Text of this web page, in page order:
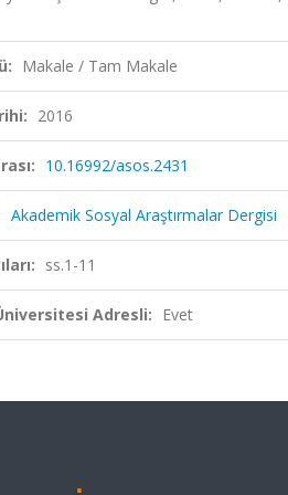
Makale / Tam Makale
2016
10.16992/asos.2431
Akademik Sosyal Araştırmalar Dergisi
ss.1-11
Adresli: Evet